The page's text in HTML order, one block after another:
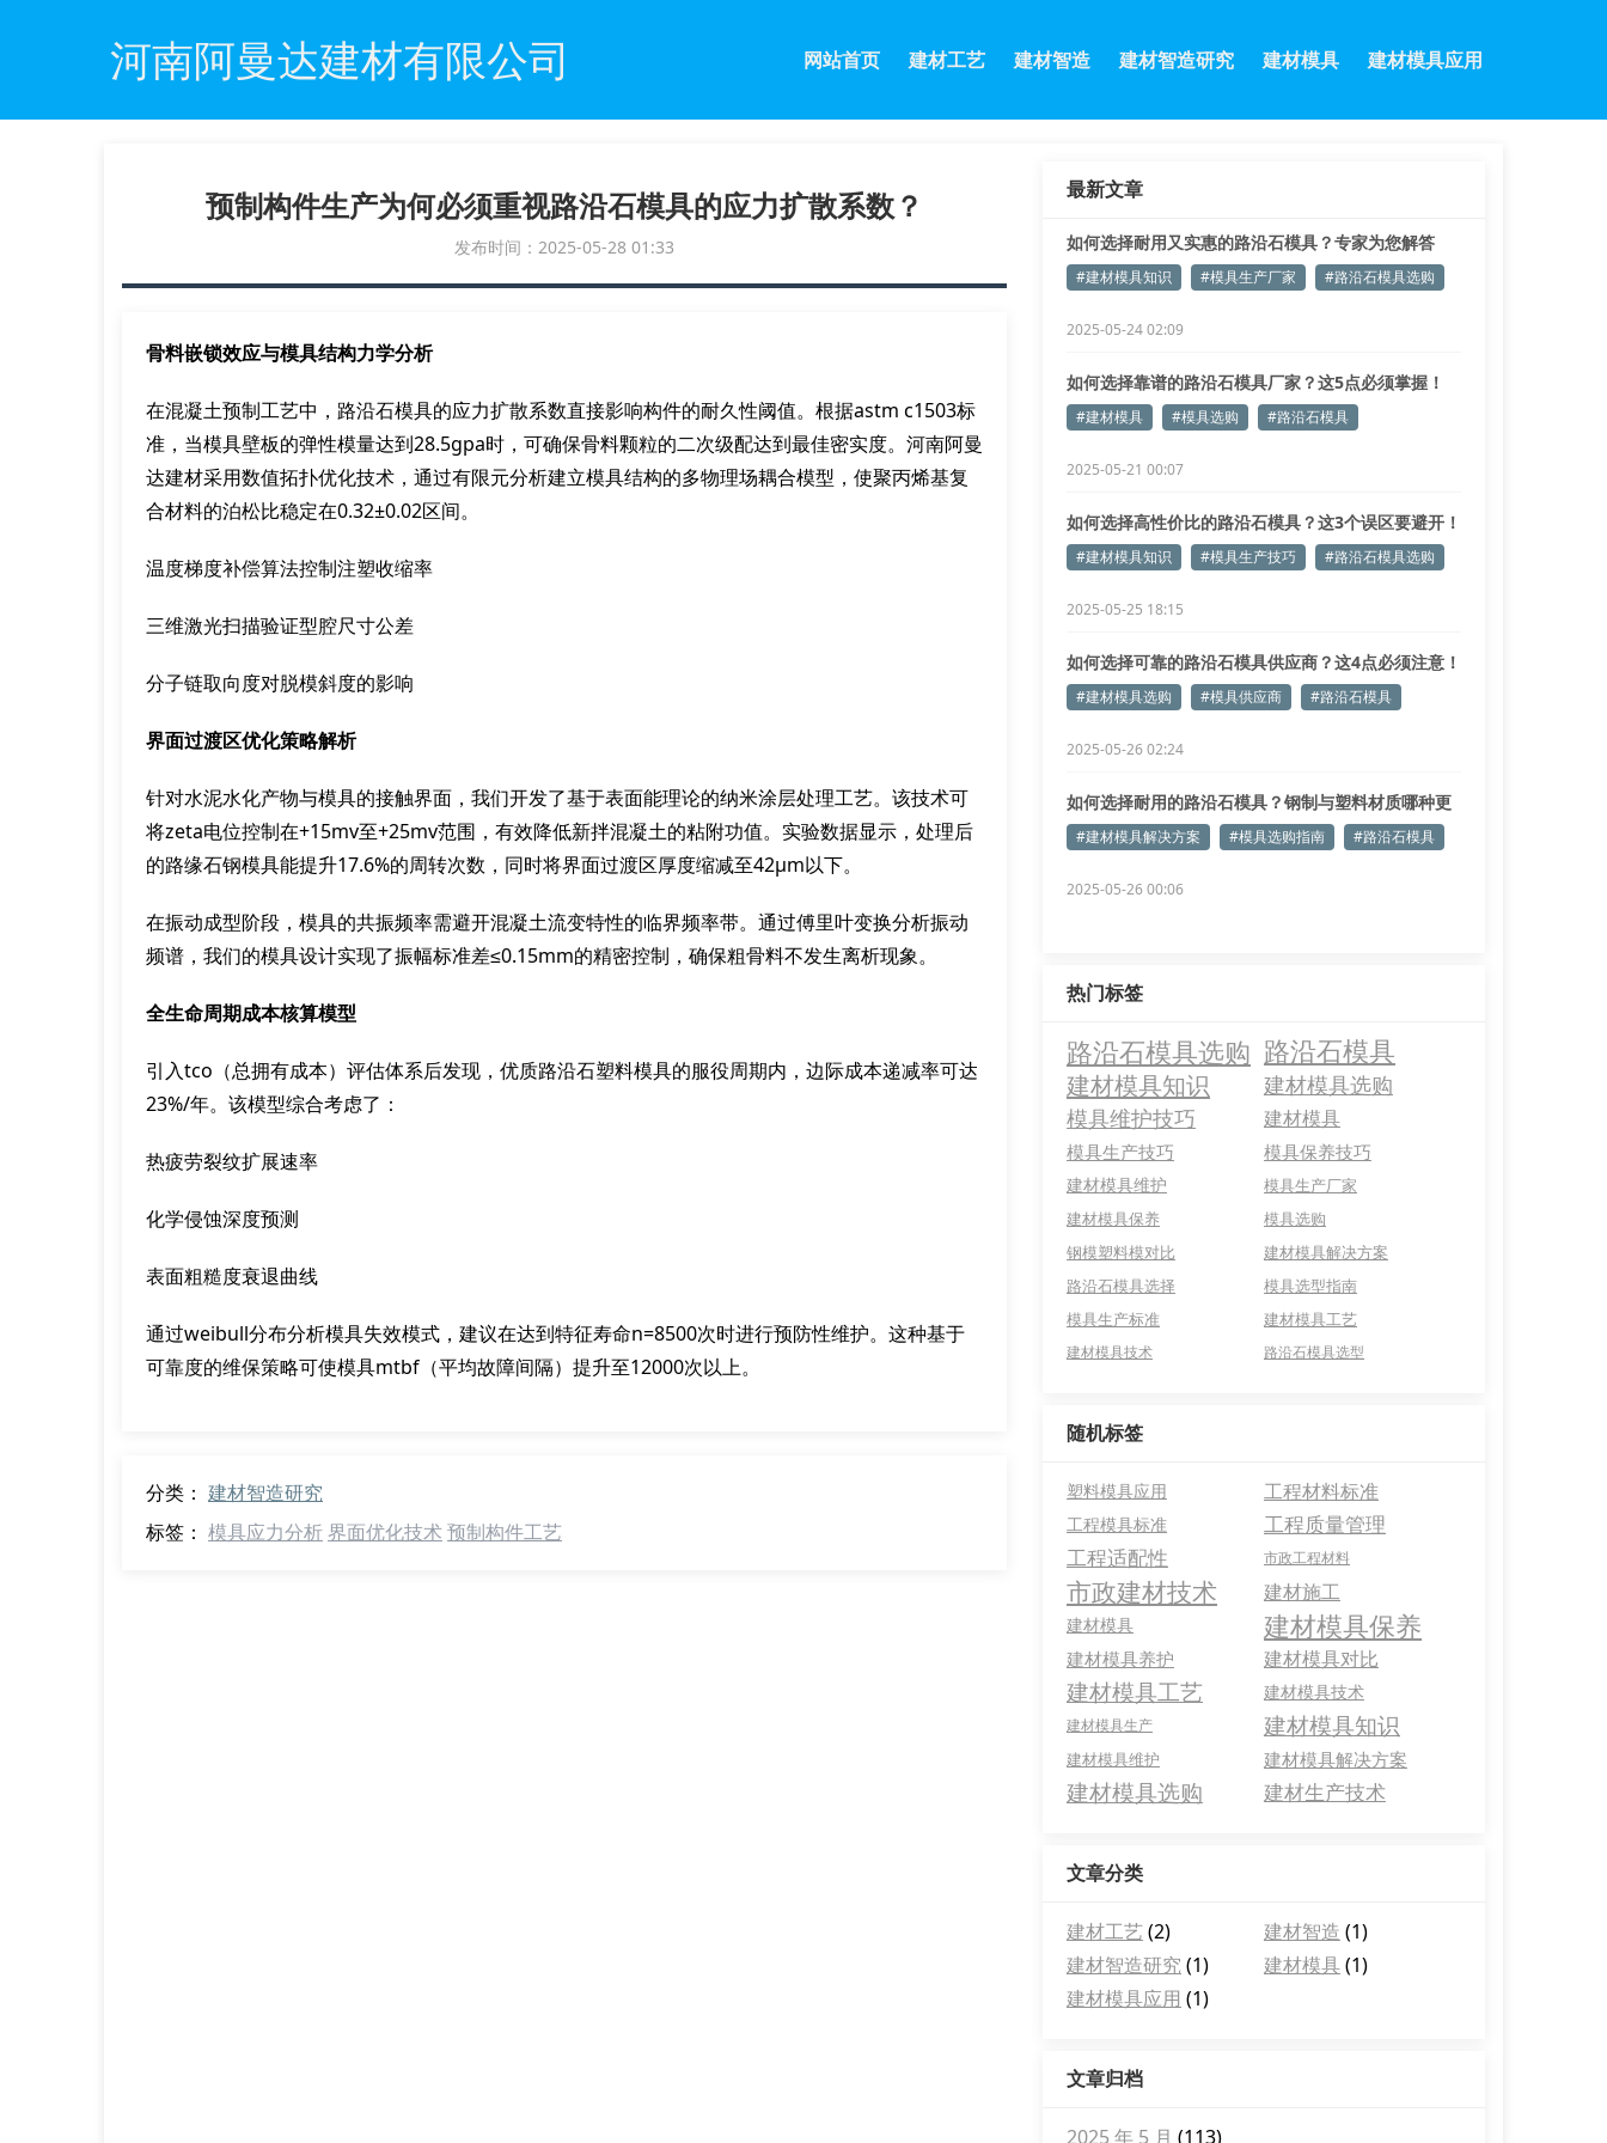
河南阿曼达建材有限公司 网站首页 建材工艺 建材智造 建材智造研究 建材模具 建材模具应用
预制构件生产为何必须重视路沿石模具的应力扩散系数？
发布时间：2025-05-28 01:33
骨料嵌锁效应与模具结构力学分析
在混凝土预制工艺中，路沿石模具的应力扩散系数直接影响构件的耐久性阈值。根据astm c1503标
准，当模具壁板的弹性模量达到28.5gpa时，可确保骨料颗粒的二次级配达到最佳密实度。河南阿曼
达建材采用数值拓扑优化技术，通过有限元分析建立模具结构的多物理场耦合模型，使聚丙烯基复
合材料的泊松比稳定在0.32±0.02区间。
温度梯度补偿算法控制注塑收缩率
三维激光扫描验证型腔尺寸公差
分子链取向度对脱模斜度的影响
界面过渡区优化策略解析
针对水泥水化产物与模具的接触界面，我们开发了基于表面能理论的纳米涂层处理工艺。该技术可
将zeta电位控制在+15mv至+25mv范围，有效降低新拌混凝土的粘附功值。实验数据显示，处理后
的路缘石钢模具能提升17.6%的周转次数，同时将界面过渡区厚度缩减至42μm以下。
在振动成型阶段，模具的共振频率需避开混凝土流变特性的临界频率带。通过傅里叶变换分析振动
频谱，我们的模具设计实现了振幅标准差≤0.15mm的精密控制，确保粗骨料不发生离析现象。
全生命周期成本核算模型
引入tco（总拥有成本）评估体系后发现，优质路沿石塑料模具的服役周期内，边际成本递减率可达
23%/年。该模型综合考虑了：
热疲劳裂纹扩展速率
化学侵蚀深度预测
表面粗糙度衰退曲线
通过weibull分布分析模具失效模式，建议在达到特征寿命n=8500次时进行预防性维护。这种基于
可靠度的维保策略可使模具mtbf（平均故障间隔）提升至12000次以上。
分类： 建材智造研究
标签： 模具应力分析界面优化技术预制构件工艺
最新文章
如何选择耐用又实惠的路沿石模具？专家为您解答
#建材模具知识 #模具生产厂家 #路沿石模具选购
2025-05-24 02:09
如何选择靠谱的路沿石模具厂家？这5点必须掌握！
#建材模具 #模具选购 #路沿石模具
2025-05-21 00:07
如何选择高性价比的路沿石模具？这3个误区要避开！
#建材模具知识 #模具生产技巧 #路沿石模具选购
2025-05-25 18:15
如何选择可靠的路沿石模具供应商？这4点必须注意！
#建材模具选购 #模具供应商 #路沿石模具
2025-05-26 02:24
如何选择耐用的路沿石模具？钢制与塑料材质哪种更
适合？
#建材模具解决方案 #模具选购指南 #路沿石模具
2025-05-26 00:06
热门标签
路沿石模具选购 路沿石模具
建材模具知识
建材模具选购
模具维护技巧
建材模具
模具生产技巧 模具保养技巧
建材模具维护
模具生产厂家
建材模具保养
模具选购
钢模塑料模对比
建材模具解决方案
路沿石模具选择
模具选型指南
模具生产标准
建材模具工艺
建材模具技术 路沿石模具选型
随机标签
塑料模具应用 工程材料标准
工程模具标准
工程质量管理
工程适配性
市政工程材料
市政建材技术 建材施工
建材模具 建材模具保养
建材模具养护 建材模具对比
建材模具工艺 建材模具技术
建材模具生产 建材模具知识
建材模具维护 建材模具解决方案
建材模具选购 建材生产技术
文章分类
建材工艺(2) 建材智造 (1)
建材智造研究 (1) 建材模具(1)
建材模具应用 (1)
文章归档
2025 年 5 月 (113)